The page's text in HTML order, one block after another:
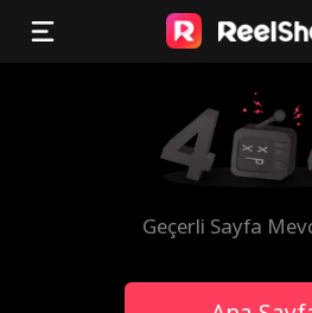
Geçerli Sayfa